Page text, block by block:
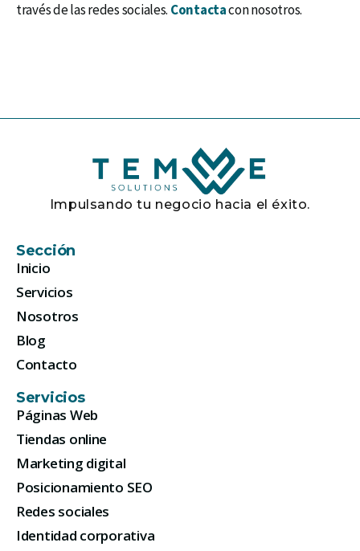
través de las redes sociales. Contactacon nosotros.
Impulsando tu negocio hacia el éxito.
Sección
Inicio
Servicios
Nosotros
Blog
Contacto
Servicios
Páginas Web
Tiendas online
Marketing digital
Posicionamiento SEO
Redes sociales
Identidad corporativa